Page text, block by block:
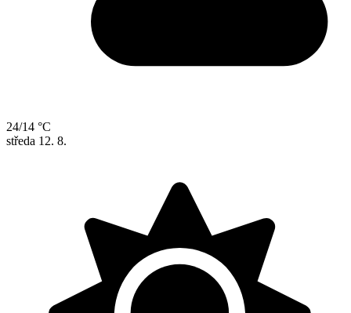
24/14 °C
středa 12. 8.